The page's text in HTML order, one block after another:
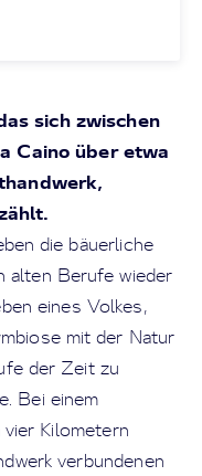
sich zwischen
Caino über etwa
die bäuerliche
alten Berufe wieder
eines Volkes,
mit der Natur
der Zeit zu
Bei einem
vier Kilometern
verbundenen